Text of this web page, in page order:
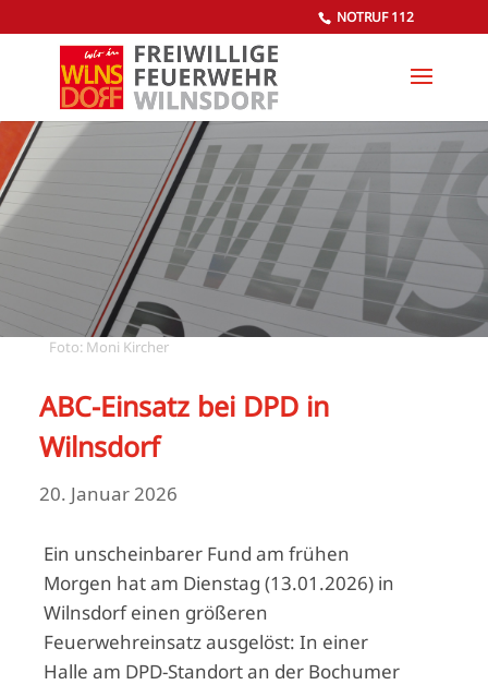
NOTRUF 112
Foto: Moni Kircher
ABC-Einsatz bei DPD in
Wilnsdorf
20. Januar 2026
Ein unscheinbarer Fund am frühen
Morgen hat am Dienstag (13.01.2026) in
Wilnsdorf einen größeren
Feuerwehreinsatz ausgelöst: In einer
Halle am DPD-Standort an der Bochumer